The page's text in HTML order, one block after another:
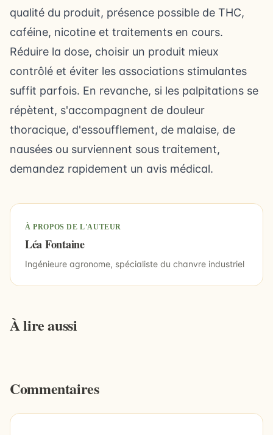
qualité du produit, présence possible de THC,
caféine, nicotine et traitements en cours.
Réduire la dose, choisir un produit mieux
contrôlé et éviter les associations stimulantes
suffit parfois. En revanche, si les palpitations se
répètent, s'accompagnent de douleur
thoracique, d'essoufflement, de malaise, de
nausées ou surviennent sous traitement,
demandez rapidement un avis médical.
À PROPOS DE L'AUTEUR
Léa Fontaine
Ingénieure agronome, spécialiste du chanvre industriel
À lire aussi
Commentaires